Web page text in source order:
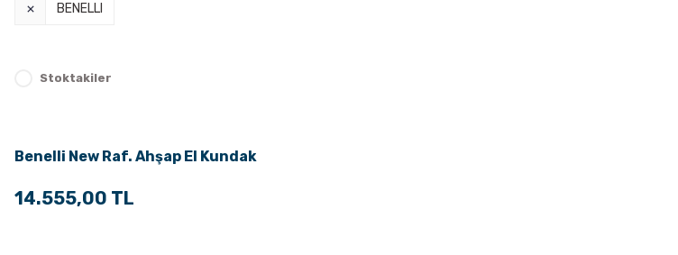
BENELLI
Stoktakiler
Benelli New Raf. Ahşap El Kundak
14.555,00 TL